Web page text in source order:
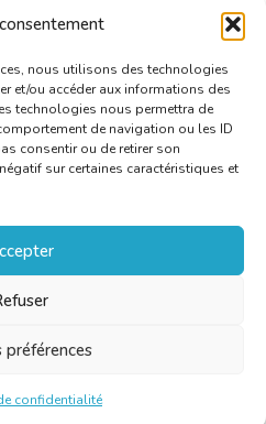
nous utilisons des technologies
et/ou accéder aux informations des
technologies nous permettra de
de navigation ou les ID
consentir ou de retirer son
sur certaines caractéristiques et
préférences
confidentialité